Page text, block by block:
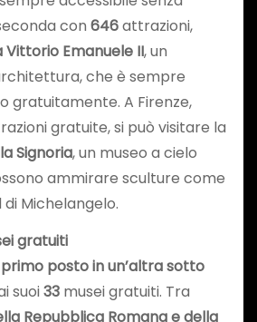
con 646attrazioni,
Vittorio Emanuele II, un
che è sempre
gratuitamente. A Firenze,
gratuite, si può visitare la
Signoria, un museo a cielo
ammirare sculture come
Michelangelo.
gratuiti
posto in un’altra sotto
suoi33musei gratuiti. Tra
Repubblica Romana e della